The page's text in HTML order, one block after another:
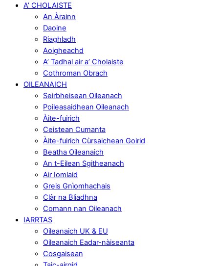
A’ CHOLAISTE
An Àrainn
Daoine
Riaghladh
Aoigheachd
A’ Tadhal air a’ Cholaiste
Cothroman Obrach
OILEANAICH
Seirbheisean Oileanach
Poileasaidhean Oileanach
Àite-fuirich
Ceistean Cumanta
Àite-fuirich Cùrsaichean Goirid
Beatha Oileanaich
An t-Eilean Sgitheanach
Air Iomlaid
Greis Gnìomhachais
Clàr na Bliadhna
Comann nan Oileanach
IARRTAS
Oileanaich UK & EU
Oileanaich Eadar-nàiseanta
Cosgaisean